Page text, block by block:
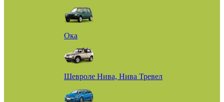
Ока
Шевроле Нива, Нива Тревел